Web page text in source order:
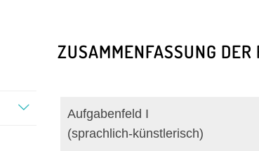
ZUSAMMENFASSUNG
Aufgabenfeld I
(sprachlich-künstlerisch)